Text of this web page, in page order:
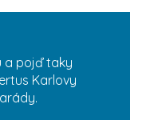
a pojď taky
Karlovy